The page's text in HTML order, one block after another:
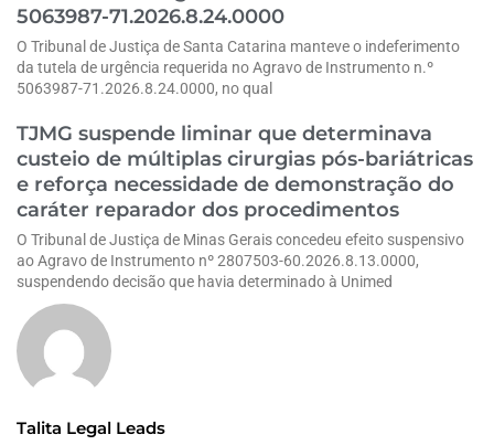
Talita Legal Leads
5063987-71.2026.8.24.0000
O Tribunal de Justiça de Santa Catarina manteve o indeferimento
da tutela de urgência requerida no Agravo de Instrumento n.º
5063987-71.2026.8.24.0000, no qual
TJMG suspende liminar que determinava
custeio de múltiplas cirurgias pós-bariátricas
e reforça necessidade de demonstração do
caráter reparador dos procedimentos
O Tribunal de Justiça de Minas Gerais concedeu efeito suspensivo
ao Agravo de Instrumento nº 2807503-60.2026.8.13.0000,
suspendendo decisão que havia determinado à Unimed